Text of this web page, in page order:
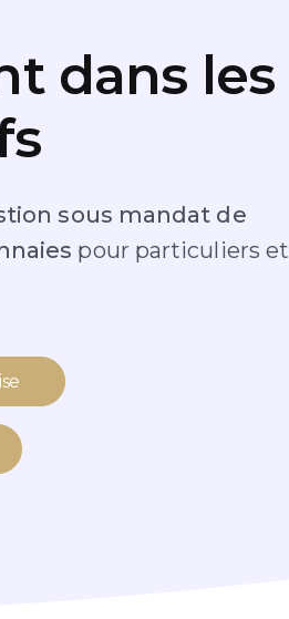
dans les
sous mandat de
pour particuliers et